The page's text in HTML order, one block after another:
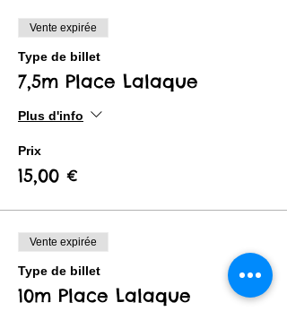
Vente expirée
Type de billet
7,5m Place Lalaque
Plus d'info
Prix
15,00 €
Vente expirée
Type de billet
10m Place Lalaque